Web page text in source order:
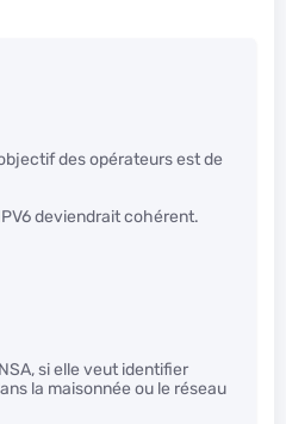
des opérateurs est de
deviendrait cohérent.
si elle veut identifier
la maisonnée ou le réseau